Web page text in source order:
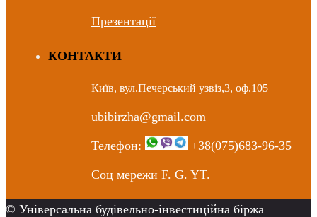
Презентації
КОНТАКТИ
Київ, вул.Печерський узвіз,3, оф.105
ubibirzha@gmail.com
Телефон: +38(075)683-96-35
Соц мережи F. G. YT.
© Універсальна будівельно-інвестиційна біржа